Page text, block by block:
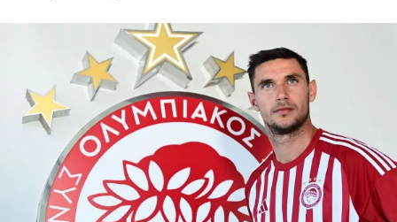
КІБЕРСПОРТ
ЧС-2026
ФУТЗАЛ
ІНШІ
БУКМЕКЕРИ